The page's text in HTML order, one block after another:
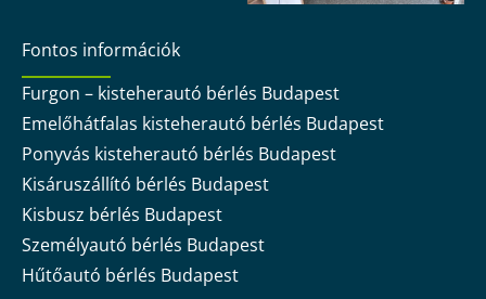
Fontos információk
Furgon – kisteherautó bérlés Budapest
Emelőhátfalas kisteherautó bérlés Budapest
Ponyvás kisteherautó bérlés Budapest
Kisáruszállító bérlés Budapest
Kisbusz bérlés Budapest
Személyautó bérlés Budapest
Hűtőautó bérlés Budapest